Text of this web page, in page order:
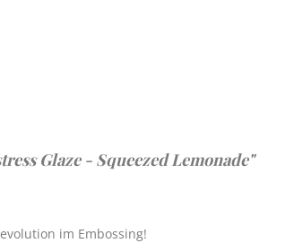
Glaze - Squeezed Lemonade"
im Embossing!